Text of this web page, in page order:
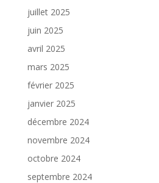
juillet 2025
juin 2025
avril 2025
mars 2025
février 2025
janvier 2025
décembre 2024
novembre 2024
octobre 2024
septembre 2024